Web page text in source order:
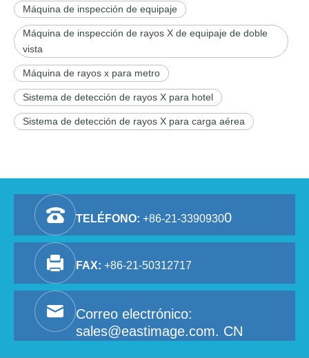
Máquina de inspección de equipaje
Máquina de inspección de rayos X de equipaje de doble
vista
Máquina de rayos x para metro
Sistema de detección de rayos X para hotel
Sistema de detección de rayos X para carga aérea
TELÉFONO: +86-21-33909300
FAX: +86-21-50312717
Correo electrónico:
sales@eastimage.com. CN